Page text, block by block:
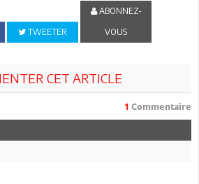
TWEETER
ABONNEZ-
VOUS
CET ARTICLE
1 Commentaire